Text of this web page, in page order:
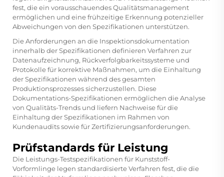
fest, die ein vorausschauendes Qualitätsmanagement
ermöglichen und eine frühzeitige Erkennung potenzieller
Abweichungen von den Spezifikationen unterstützen.
Die Anforderungen an die Inspektionsdokumentation
innerhalb der Spezifikationen definieren Verfahren zur
Datenaufzeichnung, Rückverfolgbarkeitssysteme und
Protokolle für korrektive Maßnahmen, um die Einhaltung
der Spezifikationen während des gesamten
Produktionsprozesses sicherzustellen. Diese
Dokumentations-Spezifikationen ermöglichen die Analyse
von Qualitäts-Trends und liefern Nachweise für die
Einhaltung der Spezifikationen im Rahmen von
Kundenaudits sowie für Zertifizierungsanforderungen.
Prüfstandards für Leistung
Die Leistungs-Testspezifikationen für Kunststoff-
Vorformlinge legen standardisierte Verfahren fest, die die